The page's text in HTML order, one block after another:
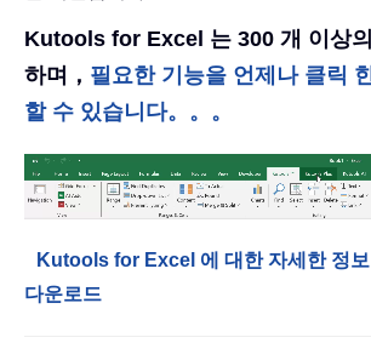
Kutools for Excel 는 300 개 이상
하며， 필요한 기능을 언제나 클릭
할 수 있습니다。。。
Kutools for Excel 에 대한 자세한 정보
다운로드